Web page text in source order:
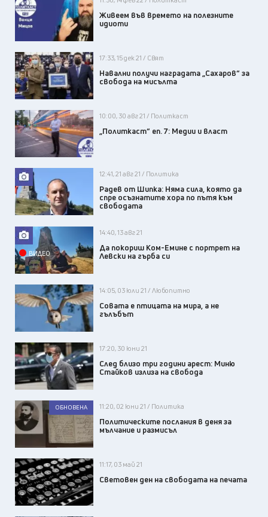
Живеем във времето на полезните
идиоти
17:33, 15 дек 21 / Свят
Навални получи наградата „Сахаров“ за
свобода на мисълта
10:00, 30 авг 21 / Политкаст
„Политкаст“ еп. 7: Медии и власт
12:41, 21 авг 21 / Политика
Радев от Шипка: Няма сила, която да
спре осъзнатите хора по пътя към
свободата
ВИДЕО
14:40, 13 авг 21
Да покориш Ком-Емине с портрет на
Левски на гърба си
14:05, 03 юли 21 / Любопитно
Совата е птицата на мира, а не
гълъбът
17:20, 30 юни 21
След близо три години арест: Миню
Стайков излиза на свобода
ОБНОВЕНА 11:20, 02 юни 21 / Политика
Политическите послания в деня за
мълчание и размисъл
11:17, 03 май 21
Световен ден на свободата на печата